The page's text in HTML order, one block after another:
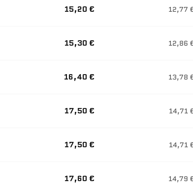
15,20 € 12,77
15,30 € 12,86
16,40 € 13,78
17,50 € 14,71
17,50 € 14,71
17,60 € 14,79